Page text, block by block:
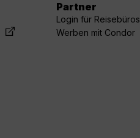
Partner
Login für Reisebüros
Werben mit Condor